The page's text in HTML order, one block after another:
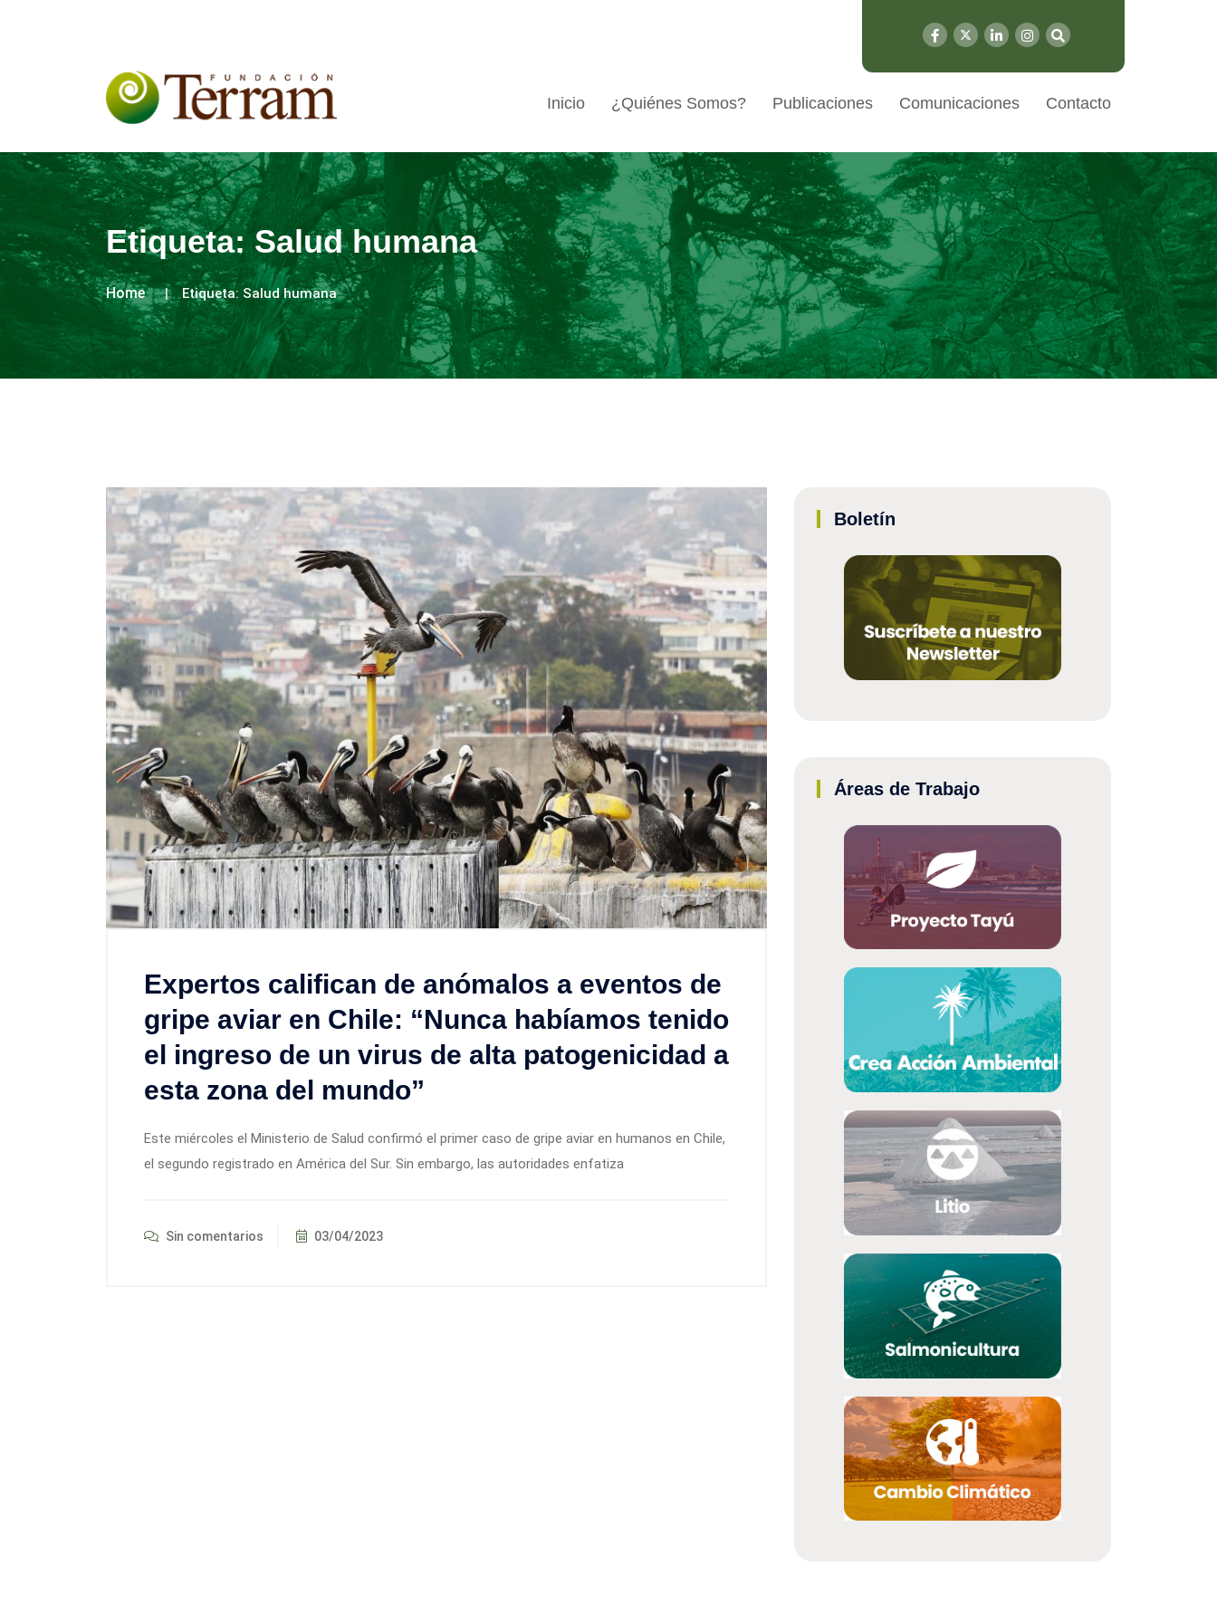
Inicio ¿Quiénes Somos? Publicaciones Comunicaciones Contacto
Etiqueta:Salud humana
Home Etiqueta:Salud humana
Expertos califican de anómalos a eventos de
gripe aviar en Chile: “Nunca habíamos tenido
el ingreso de un virus de alta patogenicidad a
esta zona del mundo”
Este miércoles el Ministerio de Salud confirmó el primer caso de gripe aviar en humanos en Chile,
el segundo registrado en América del Sur. Sin embargo, las autoridades enfatiza
Sin comentarios 03/04/2023
Boletín
Áreas de Trabajo